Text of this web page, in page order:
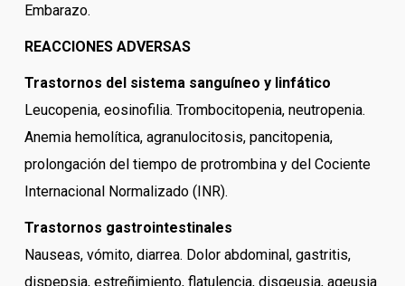
Embarazo.
REACCIONES ADVERSAS
Trastornos del sistema sanguíneo y linfático
Leucopenia, eosinofilia. Trombocitopenia, neutropenia.
Anemia hemolítica, agranulocitosis, pancitopenia,
prolongación del tiempo de protrombina y del Cociente
Internacional Normalizado (INR).
Trastornos gastrointestinales
Nauseas, vómito, diarrea. Dolor abdominal, gastritis,
dispepsia, estreñimiento, flatulencia, disgeusia, ageusia